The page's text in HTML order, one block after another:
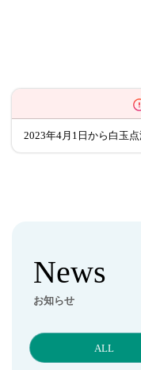
2023年4月1日から白玉
News
お知らせ
ALL